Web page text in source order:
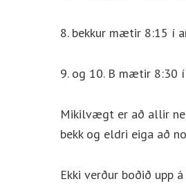
8. bekkur mætir 8:15 í
9. og 10. B mætir 8:30
Mikilvægt er að allir
bekk og eldri eiga að
Ekki verður boðið upp